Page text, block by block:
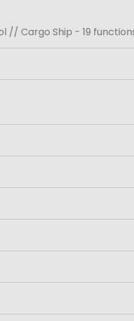
// Cargo Ship - 19